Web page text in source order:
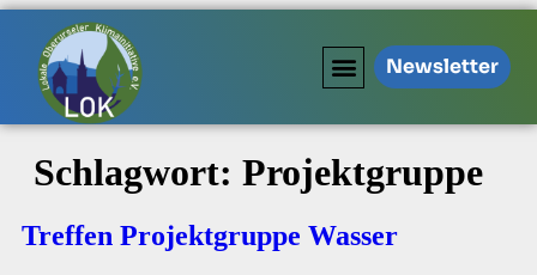
Newsletter
Schlagwort: Projektgruppe
Treffen Projektgruppe Wasser